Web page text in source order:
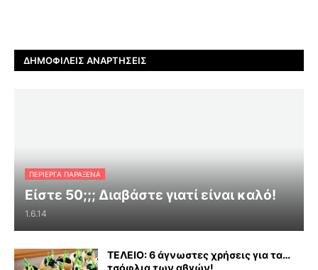
ΔΗΜΟΦΙΛΕΊΣ ΑΝΑΡΤΉΣΕΙΣ
ΠΕΡΊΕΡΓΑ ΠΑΡΆΞΕΝΑ
Είστε 50;;; Διαβάστε γιατί είναι καλό!
1.6.14
ΤΕΛΕΙΟ: 6 άγνωστες χρήσεις για τα…
τσόφλια των αβγών!